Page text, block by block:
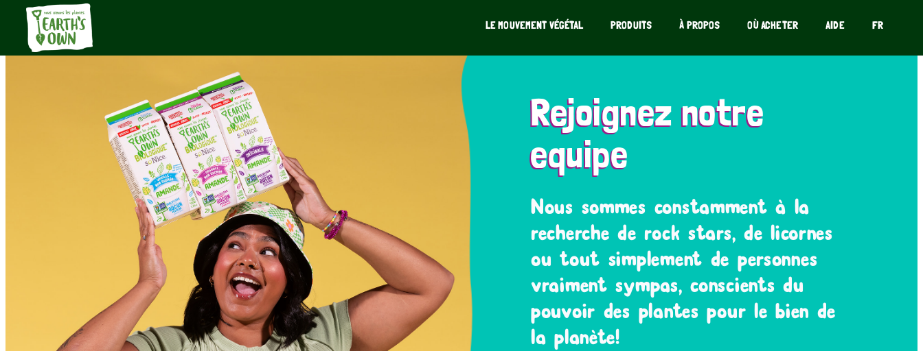
LE MOUVEMENT VÉGÉTAL PRODUITS À PROPOS OÙ ACHETER AIDE FR
Rejoignez notre
equipe
Nous sommes constamment à la
recherche de rock stars, de licornes
ou tout simplement de personnes
vraiment sympas, conscients du
pouvoir des plantes pour le bien de
la planète!